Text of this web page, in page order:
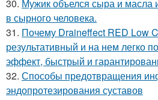
30. Мужик объелся сыра и масла
в сырного человека.
31. Почему Draineffect RED Low
результативный и на нем легко
эффект, быстрый и
32. Способы предотвращения
эндопротезирования суставов